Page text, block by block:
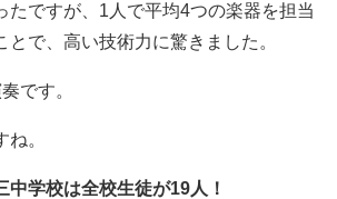
たですが、1人で平均4つの楽器を担当
とで、高い技術力に驚きました。
です。
。
中学校は全校生徒が19人！